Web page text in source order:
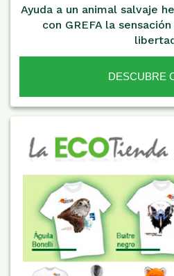
Ayuda a un animal salvaje
con GREFA la
DESCUBRE